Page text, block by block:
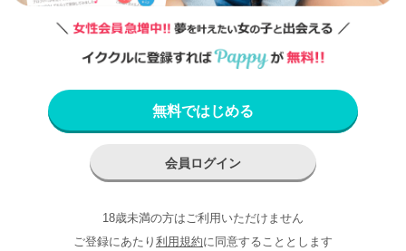
無料ではじめる
会員ログイン
18歳未満の方はご利用いただけません
ご登録にあたり 利用規約に同意することとします